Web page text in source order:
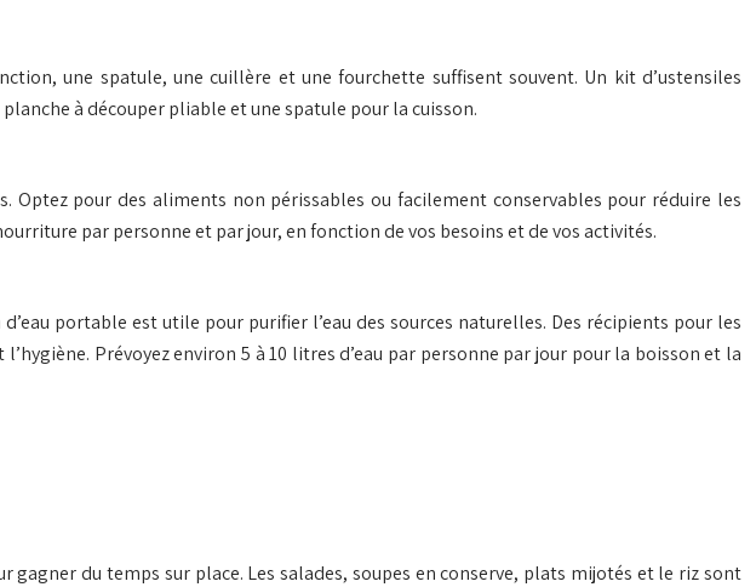
une spatule, une cuillère et une fourchette suffisent souvent. Un kit d’ustensiles
à découper pliable et une spatule pour la cuisson.
pour des aliments non périssables ou facilement conservables pour réduire les
par personne et par jour, en fonction de vos besoins et de vos activités.
portable est utile pour purifier l’eau des sources naturelles. Des récipients pour les
Prévoyez environ 5 à 10 litres d’eau par personne par jour pour la boisson et la
gagner du temps sur place. Les salades, soupes en conserve, plats mijotés et le riz sont